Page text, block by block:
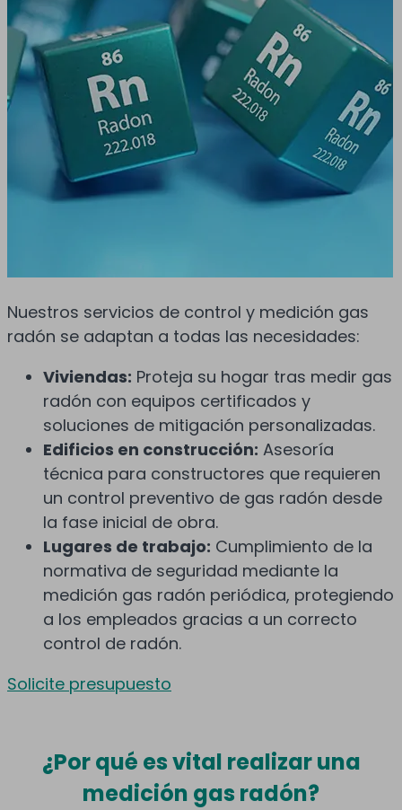
Nuestros servicios de control y medición gas
radón se adaptan a todas las necesidades:
Viviendas: Proteja su hogar tras medir gas
radón con equipos certificados y
soluciones de mitigación personalizadas.
Edificios en construcción: Asesoría
técnica para constructores que requieren
un control preventivo de gas radón desde
la fase inicial de obra.
Lugares de trabajo: Cumplimiento de la
normativa de seguridad mediante la
medición gas radón periódica, protegiendo
a los empleados gracias a un correcto
control de radón.
Solicite presupuesto
¿Por qué es vital realizar una
medición gas radón?